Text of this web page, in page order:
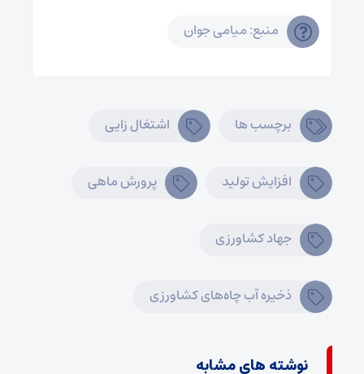
منبع: میامی جوان
برچسب ها اشتغال زایی
افزایش تولید پرورش ماهی
جهاد کشاورزی
ذخیره آب چاه‌های کشاورزی
نوشته های مشابه